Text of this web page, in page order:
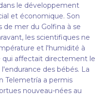
le développement
et économique. Son
mer du Golfina à se
les scientifiques ne
et l'humidité à
qui affectait directement le
des bébés. La
Telemetría a permis
nouveau-nées au